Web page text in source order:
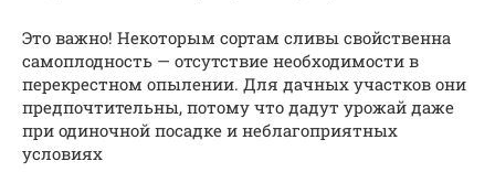
Это важно! Некоторым сортам сливы свойственна
самоплодность — отсутствие необходимости в
перекрестном опылении. Для дачных участков они
предпочтительны, потому что дадут урожай даже
при одиночной посадке и неблагоприятных
условиях